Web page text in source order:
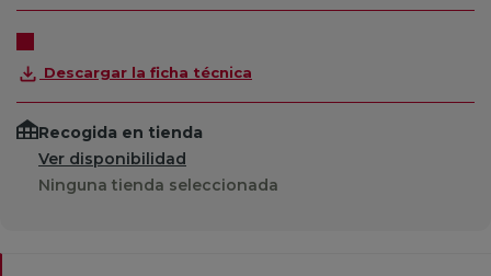
Descargar la ficha técnica
Recogida en tienda
Ver disponibilidad
Ninguna tienda seleccionada